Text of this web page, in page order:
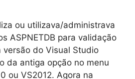
ou utilizava/administrava
ASPNETDB para validação
do Visual Studio
da antiga opção no menu
ou VS2012. Agora na